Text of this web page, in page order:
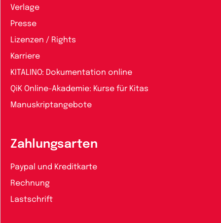
Verlage
Presse
Lizenzen / Rights
Karriere
KITALINO: Dokumentation online
QiK Online-Akademie: Kurse für Kitas
Manuskriptangebote
Zahlungsarten
Paypal und Kreditkarte
Rechnung
Lastschrift